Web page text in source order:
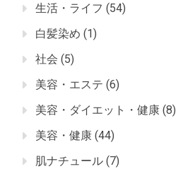
生活・ライフ (54)
白髪染め (1)
社会 (5)
美容・エステ (6)
美容・ダイエット・健康 (8)
美容・健康 (44)
肌ナチュール (7)